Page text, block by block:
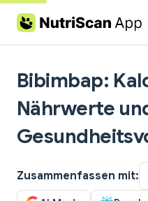
Skip to content
Bibimbap:
Nährwerte
Zusammenfassen mit: